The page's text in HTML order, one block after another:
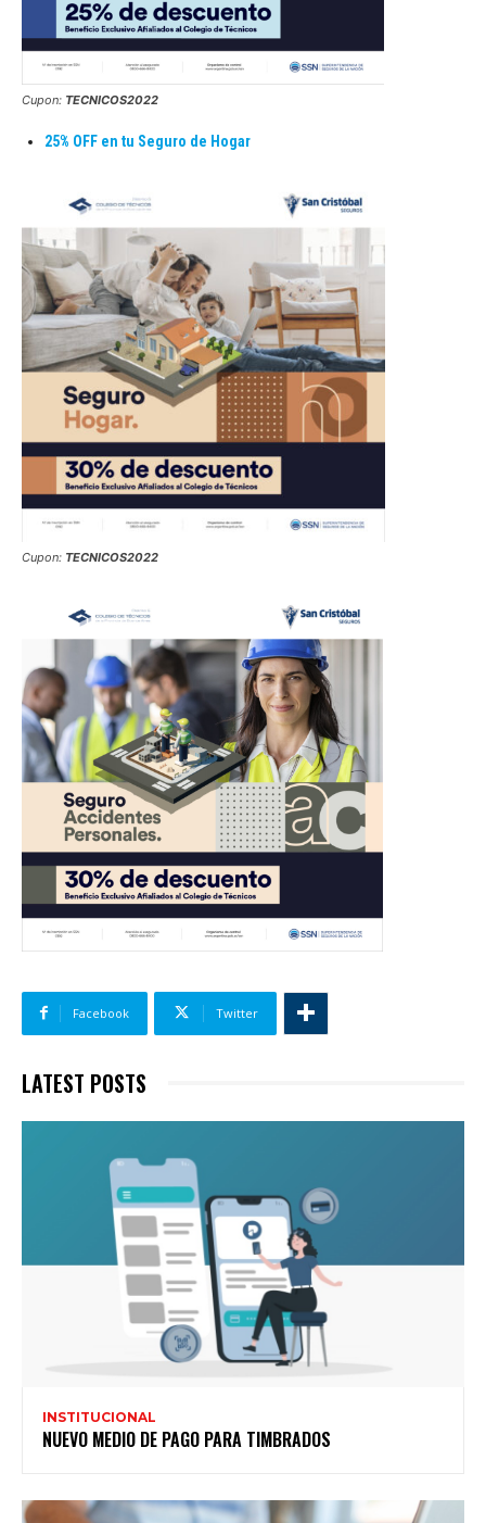
Cupon: TECNICOS2022
25% OFF en tu Seguro de Hogar
Cupon: TECNICOS2022
Facebook Twitter
LATEST POSTS
INSTITUCIONAL
NUEVO MEDIO DE PAGO PARA TIMBRADOS